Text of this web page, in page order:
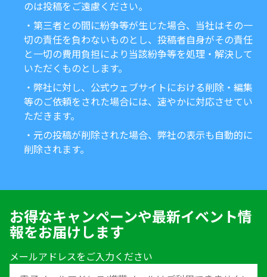
のは投稿をご遠慮ください。
・第三者との間に紛争等が生じた場合、当社はその一
切の責任を負わないものとし、投稿者自身がその責任
と一切の費用負担により当該紛争等を処理・解決して
いただくものとします。
・弊社に対し、公式ウェブサイトにおける削除・編集
等のご依頼をされた場合には、速やかに対応させてい
ただきます。
・元の投稿が削除された場合、弊社の表示も自動的に
削除されます。
お得なキャンペーンや最新イベント情
報をお届けします
メールアドレスをご入力ください